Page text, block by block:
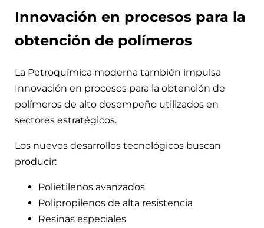
Innovación en procesos para la
obtención de polímeros
La Petroquímica moderna también impulsa
Innovación en procesos para la obtención de
polímeros de alto desempeño utilizados en
sectores estratégicos.
Los nuevos desarrollos tecnológicos buscan
producir:
Polietilenos avanzados
Polipropilenos de alta resistencia
Resinas especiales